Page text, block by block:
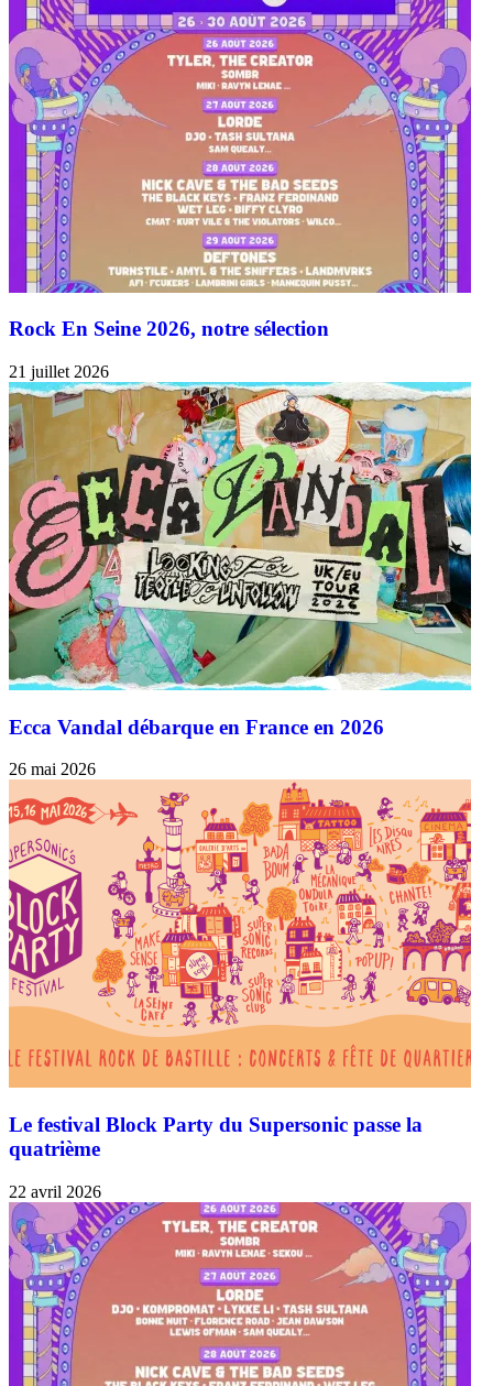
Rock En Seine 2026, notre sélection
21 juillet 2026
Ecca Vandal débarque en France en 2026
26 mai 2026
Le festival Block Party du Supersonic passe la
quatrième
22 avril 2026